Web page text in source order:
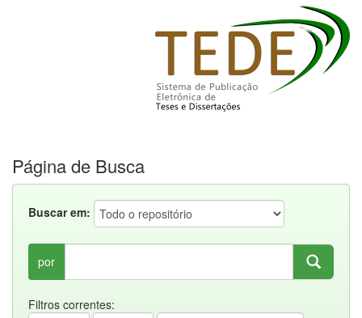
Página de Busca
Buscar em:
por
Filtros correntes: